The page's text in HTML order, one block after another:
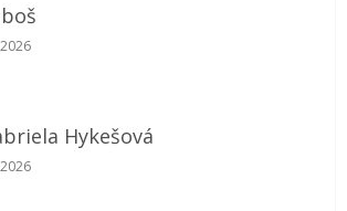
obchodu je 5 z 5 hvězdiček.
Hykešová
obchodu je 5 z 5 hvězdiček.